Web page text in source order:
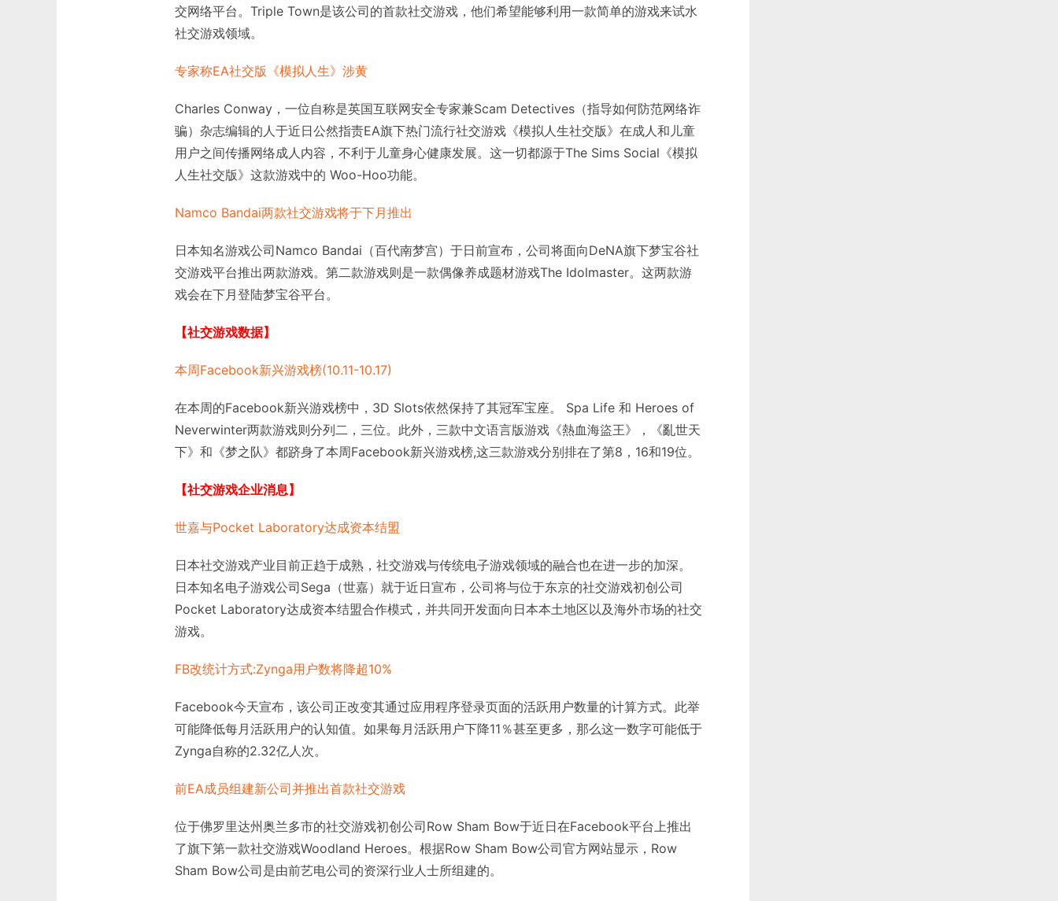
交网络平台。Triple Town是该公司的首款社交游戏，他们希望能够利用一款简单的游戏来试水
社交游戏领域。
专家称EA社交版《模拟人生》涉黄
Charles Conway，一位自称是英国互联网安全专家兼Scam Detectives（指导如何防范网络诈
骗）杂志编辑的人于近日公然指责EA旗下热门流行社交游戏《模拟人生社交版》在成人和儿童
用户之间传播网络成人内容，不利于儿童身心健康发展。这一切都源于The Sims Social《模拟
人生社交版》这款游戏中的 Woo-Hoo功能。
Namco Bandai两款社交游戏将于下月推出
日本知名游戏公司Namco Bandai（百代南梦宫）于日前宣布，公司将面向DeNA旗下梦宝谷社
交游戏平台推出两款游戏。第二款游戏则是一款偶像养成题材游戏The Idolmaster。这两款游
戏会在下月登陆梦宝谷平台。
【社交游戏数据】
本周Facebook新兴游戏榜(10.11-10.17)
在本周的Facebook新兴游戏榜中，3D Slots依然保持了其冠军宝座。 Spa Life 和 Heroes of
Neverwinter两款游戏则分列二，三位。此外，三款中文语言版游戏《熱血海盜王》，《亂世天
下》和《梦之队》都跻身了本周Facebook新兴游戏榜,这三款游戏分别排在了第8，16和19位。
【社交游戏企业消息】
世嘉与Pocket Laboratory达成资本结盟
日本社交游戏产业目前正趋于成熟，社交游戏与传统电子游戏领域的融合也在进一步的加深。
日本知名电子游戏公司Sega（世嘉）就于近日宣布，公司将与位于东京的社交游戏初创公司
Pocket Laboratory达成资本结盟合作模式，并共同开发面向日本本土地区以及海外市场的社交
游戏。
FB改统计方式:Zynga用户数将降超10%
Facebook今天宣布，该公司正改变其通过应用程序登录页面的活跃用户数量的计算方式。此举
可能降低每月活跃用户的认知值。如果每月活跃用户下降11％甚至更多，那么这一数字可能低于
Zynga自称的2.32亿人次。
前EA成员组建新公司并推出首款社交游戏
位于佛罗里达州奥兰多市的社交游戏初创公司Row Sham Bow于近日在Facebook平台上推出
了旗下第一款社交游戏Woodland Heroes。根据Row Sham Bow公司官方网站显示，Row
Sham Bow公司是由前艺电公司的资深行业人士所组建的。